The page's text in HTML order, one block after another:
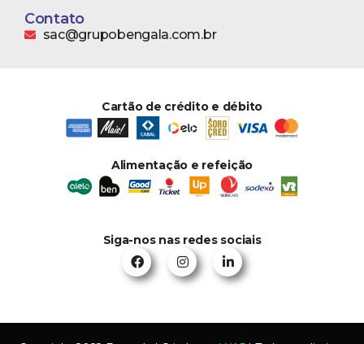
Contato
sac@grupobengala.com.br
Cartão de crédito e débito
Alimentação e refeição
Siga-nos nas redes sociais